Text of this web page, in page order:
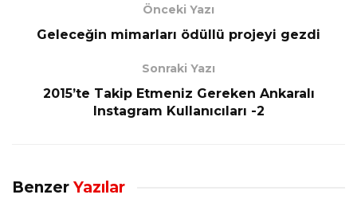
Önceki Yazı
Geleceğin mimarları ödüllü projeyi gezdi
Sonraki Yazı
2015’te Takip Etmeniz Gereken Ankaralı
Instagram Kullanıcıları -2
Benzer Yazılar